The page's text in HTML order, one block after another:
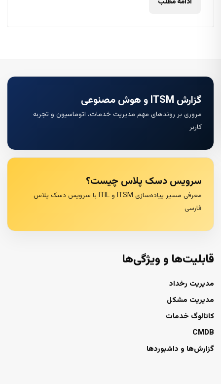
گزارش ITSM و هوش مصنوعی
مروری بر روندهای مهم مدیریت خدمات، اتوماسیون و تجربه
کاربر
سرویس دسک پلاس چیست؟
معرفی مسیر پیاده‌سازی ITSM و ITIL با سرویس دسک پلاس
فارسی
قابلیت‌ها و ویژگی‌ها
مدیریت رخداد
مدیریت مشکل
کاتالوگ خدمات
CMDB
گزارش‌ها و داشبوردها